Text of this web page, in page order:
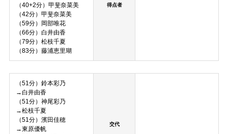
（40+2分）甲斐奈菜美
（42分）甲斐奈菜美
（59分）岡部唯花
（66分）白井由香
（79分）松枝千夏
（83分）藤浦恵里瑚
得点者
（51分）鈴本彩乃
→白井由香
（51分）神尾彩乃
→松枝千夏
（51分）濱田佳穂
→東原優帆
交代